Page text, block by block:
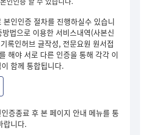
본인인증 절차를 진행하실수 있습니
법으로 이용한 서비스내역(사본신
록인허브 글작성, 전문요원 원서접
해야 서로 다른 인증을 통해 각각 이
함께 통합됩니다.
증종료 후 본 페이지 안내 메뉴를 통
랍니다.